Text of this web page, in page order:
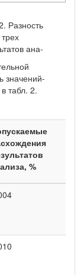
Разность
ана-
значений-
табл. 2.
%